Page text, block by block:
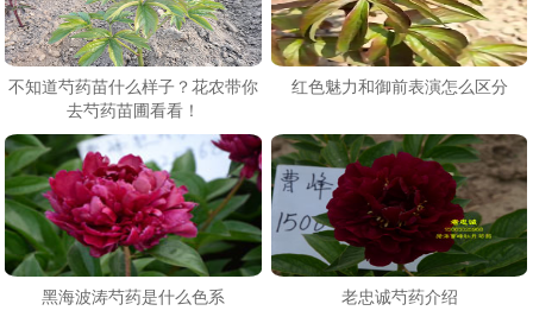
不知道芍药苗什么样子？花农带你
去芍药苗圃看看！
红色魅力和御前表演怎么区分
黑海波涛芍药是什么色系 老忠诚芍药介绍​